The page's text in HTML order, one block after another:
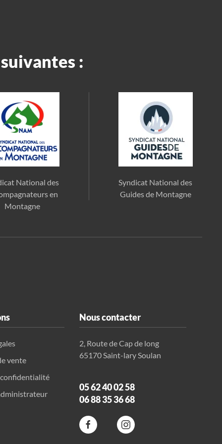
:
National des
en
Montagne
Syndicat National des
Guides de Montagne
vente
Nous contacter
2, Route de Cap de long
65170 Saint-lary Soulan
05 62 40 02 58
06 88 35 36 68